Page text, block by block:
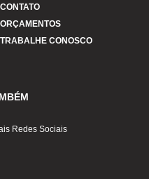
CONTATO
ORÇAMENTOS
TRABALHE CONOSCO
Redes Sociais